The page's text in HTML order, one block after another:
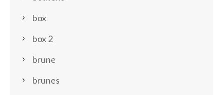
box
box 2
brune
brunes